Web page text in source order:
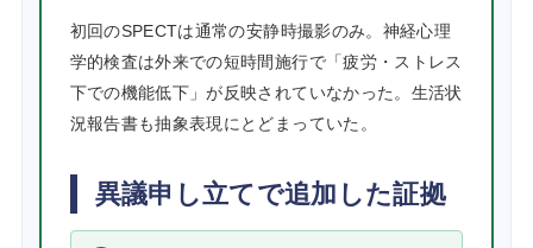
初回のSPECTは通常の安静時撮影のみ。神経心理
学的検査は外来での短時間施行で「疲労・ストレス
下での機能低下」が反映されていなかった。生活状
況報告書も抽象表現にとどまっていた。
異議申し立てで追加した証拠